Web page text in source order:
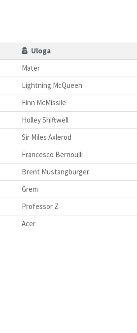
Uloga
Mater
Lightning McQueen
Finn McMissile
Holley Shiftwell
Sir Miles Axlerod
Francesco Bernoulli
Brent Mustangburger
Grem
Professor Z
Acer